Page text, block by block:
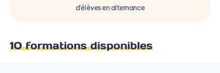
d'élèves en alternance
10 formations disponibles